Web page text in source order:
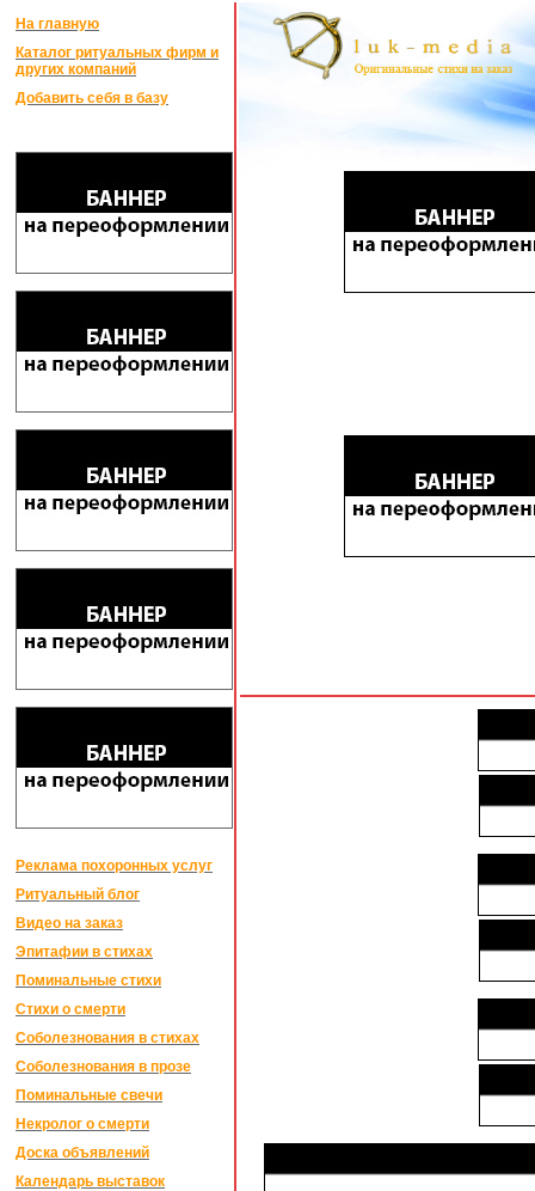
На главную
Каталог ритуальных фирм и
других компаний
Добавить себя в базу
Реклама похоронных услуг
Ритуальный блог
Видео на заказ
Эпитафии в стихах
Поминальные стихи
Стихи о смерти
Соболезнования в стихах
Соболезнования в прозе
Поминальные свечи
Некролог о смерти
Доска объявлений
Календарь выставок